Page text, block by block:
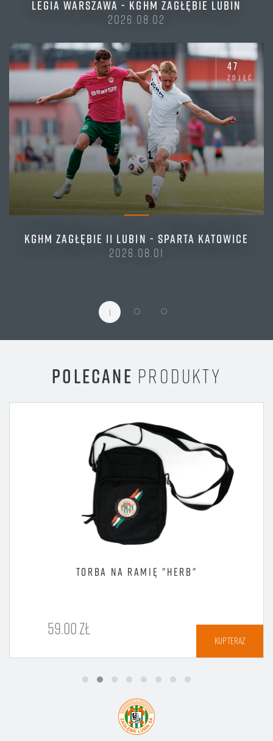
LEGIA WARSZAWA - KGHM ZAGŁĘBIE LUBIN
2026.08.02
47
zdjęć
KGHM ZAGŁĘBIE II LUBIN - SPARTA KATOWICE
2026.08.01
1
POLECANE PRODUKTY
TORBA NA RAMIĘ "HERB"
59.00 ZŁ
KUP TERAZ